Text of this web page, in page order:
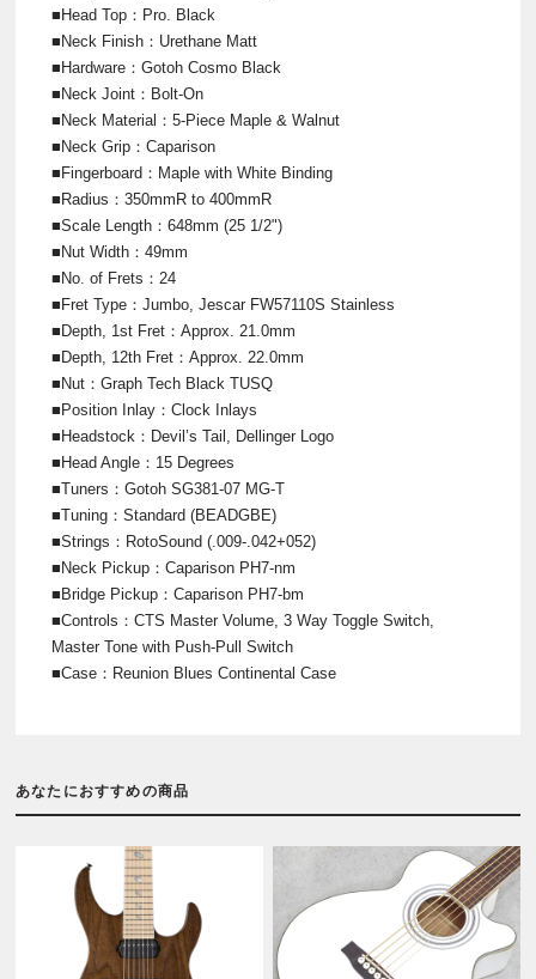
■Head Top：Pro. Black
■Neck Finish：Urethane Matt
■Hardware：Gotoh Cosmo Black
■Neck Joint：Bolt-On
■Neck Material：5-Piece Maple & Walnut
■Neck Grip：Caparison
■Fingerboard：Maple with White Binding
■Radius：350mmR to 400mmR
■Scale Length：648mm (25 1/2")
■Nut Width：49mm
■No. of Frets：24
■Fret Type：Jumbo, Jescar FW57110S Stainless
■Depth, 1st Fret：Approx. 21.0mm
■Depth, 12th Fret：Approx. 22.0mm
■Nut：Graph Tech Black TUSQ
■Position Inlay：Clock Inlays
■Headstock：Devil’s Tail, Dellinger Logo
■Head Angle：15 Degrees
■Tuners：Gotoh SG381-07 MG-T
■Tuning：Standard (BEADGBE)
■Strings：RotoSound (.009-.042+052)
■Neck Pickup：Caparison PH7-nm
■Bridge Pickup：Caparison PH7-bm
■Controls：CTS Master Volume, 3 Way Toggle Switch,
Master Tone with Push-Pull Switch
■Case：Reunion Blues Continental Case
あなたにおすすめの商品